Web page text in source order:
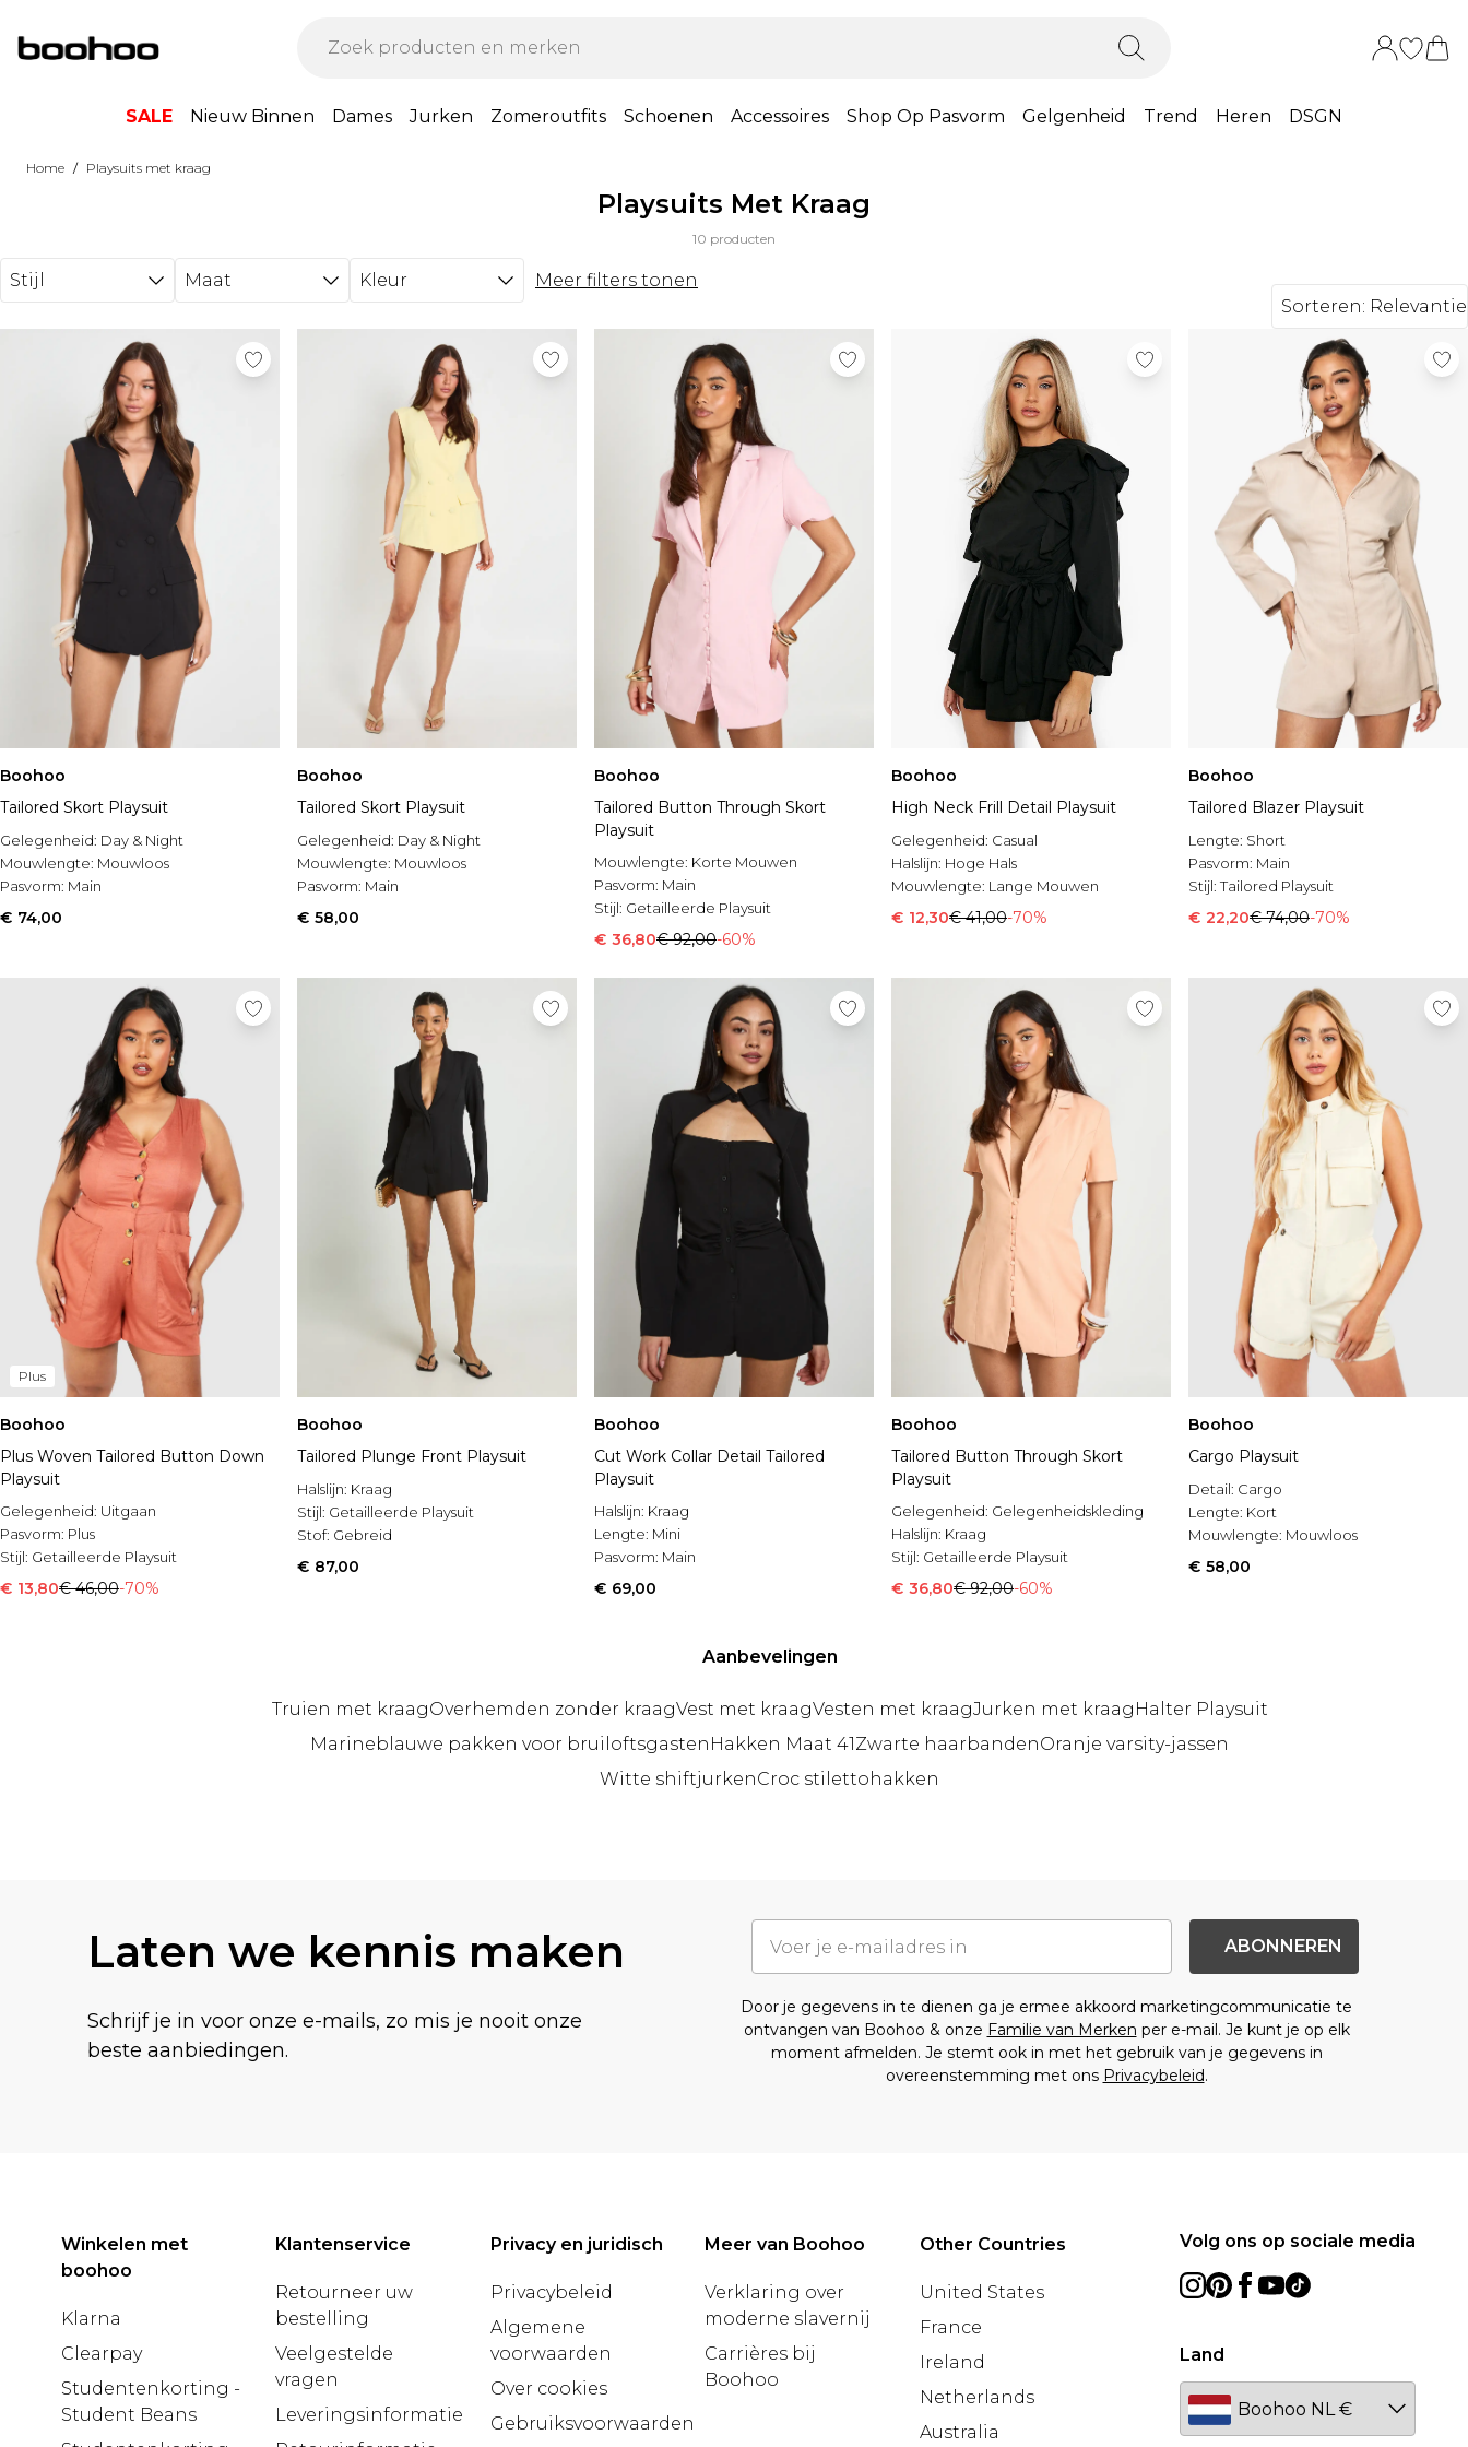
SALE Nieuw Binnen Dames Jurken Zomeroutfits Schoenen Accessoires Shop Op Pasvorm Gelgenheid Trend Heren DSGN
Home / Playsuits met kraag
Playsuits Met Kraag
10 producten
Stijl Maat Kleur
Meer filters tonen
Sorteren: Relevantie
Boohoo
Tailored Skort Playsuit
Gelegenheid: Day & Night
Mouwlengte: Mouwloos
Pasvorm: Main
€ 74,00
Boohoo
Tailored Skort Playsuit
Gelegenheid: Day & Night
Mouwlengte: Mouwloos
Pasvorm: Main
€ 58,00
Boohoo
Tailored Button Through Skort
Playsuit
Mouwlengte: Korte Mouwen
Pasvorm: Main
Stijl: Getailleerde Playsuit
€ 36,80€ 92,00-60%
Boohoo
High Neck Frill Detail Playsuit
Gelegenheid: Casual
Halslijn: Hoge Hals
Mouwlengte: Lange Mouwen
€ 12,30€ 41,00-70%
Boohoo
Tailored Blazer Playsuit
Lengte: Short
Pasvorm: Main
Stijl:Tailored Playsuit
€ 22,20€ 74,00-70%
Plus
Boohoo
Plus Woven Tailored Button Down
Playsuit
Gelegenheid: Uitgaan
Pasvorm: Plus
Stijl: Getailleerde Playsuit
€ 13,80€ 46,00-70%
Boohoo
Tailored Plunge Front Playsuit
Halslijn: Kraag
Stijl: Getailleerde Playsuit
Stof: Gebreid
€ 87,00
Boohoo
Cut Work Collar Detail Tailored
Playsuit
Halslijn: Kraag
Lengte: Mini
Pasvorm: Main
€ 69,00
Boohoo
Tailored Button Through Skort
Playsuit
Gelegenheid: Gelegenheidskleding
Halslijn: Kraag
Stijl: Getailleerde Playsuit
€ 36,80€ 92,00-60%
Boohoo
Cargo Playsuit
Detail: Cargo
Lengte: Kort
Mouwlengte: Mouwloos
€ 58,00
Aanbevelingen
Truien met kraagOverhemden zonder kraagVest met kraagVesten met kraagJurken met kraag Halter Playsuit
Marineblauwe pakken voor bruiloftsgasten Hakken Maat 41Zwarte haarbandenOranje varsity-jassen
Witte shiftjurkenCroc stilettohakken
Laten we kennis maken
Schrijf je in voor onze e-mails, zo mis je nooit onze
beste aanbiedingen.
ABONNEREN
Door je gegevens in te dienen ga je ermee akkoord marketingcommunicatie te
ontvangen van Boohoo & onze Familie van Merken per e-mail. Je kunt je op elk
moment afmelden. Je stemt ook in met het gebruik van je gegevens in
overeenstemming met ons Privacybeleid.
Winkelen met
boohoo
Klarna
Clearpay
Studentenkorting -
Student Beans
Klantenservice
Retourneer uw
bestelling
Veelgestelde
vragen
Leveringsinformatie
Privacy en juridisch
Privacybeleid
Algemene
voorwaarden
Over cookies
Gebruiksvoorwaarden
Meer van Boohoo
Verklaring over
moderne slavernij
Carrières bij
Boohoo
Other Countries
United States
France
Ireland
Netherlands
Australia
Land
Volg ons op sociale media